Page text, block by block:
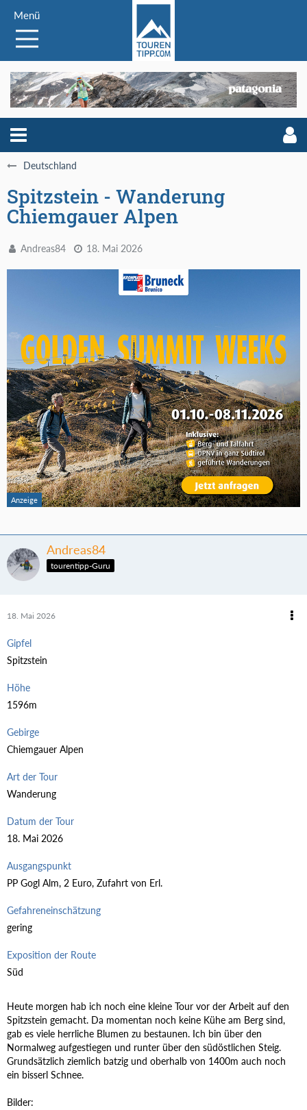
Menü
Deutschland
Spitzstein - Wanderung
Chiemgauer Alpen
Andreas84 18. Mai 2026
Andreas84
tourentipp-Guru
18. Mai 2026
Gipfel
Spitzstein
Höhe
1596m
Gebirge
Chiemgauer Alpen
Art der Tour
Wanderung
Datum der Tour
18. Mai 2026
Ausgangspunkt
PP Gogl Alm, 2 Euro, Zufahrt von Erl.
Gefahreneinschätzung
gering
Exposition der Route
Süd
Heute morgen hab ich noch eine kleine Tour vor der Arbeit auf den
Spitzstein gemacht. Da momentan noch keine Kühe am Berg sind,
gab es viele herrliche Blumen zu bestaunen. Ich bin über den
Normalweg aufgestiegen und runter über den südöstlichen Steig.
Grundsätzlich ziemlich batzig und oberhalb von 1400m auch noch
ein bisserl Schnee.
Bilder: